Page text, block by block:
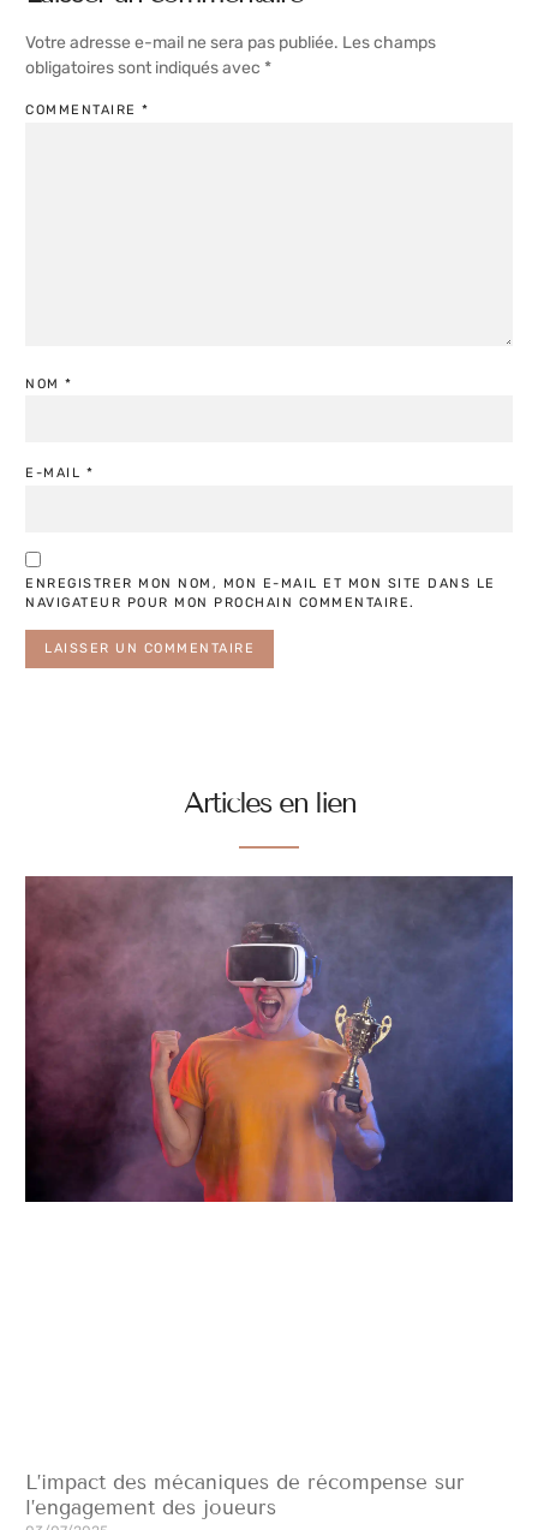
Votre adresse e-mail ne sera pas publiée. Les champs
obligatoires sont indiqués avec *
COMMENTAIRE *
NOM *
E-MAIL *
ENREGISTRER MON NOM, MON E-MAIL ET MON SITE DANS LE
NAVIGATEUR POUR MON PROCHAIN COMMENTAIRE.
Articles en lien
L’impact des mécaniques de récompense sur
l’engagement des joueurs